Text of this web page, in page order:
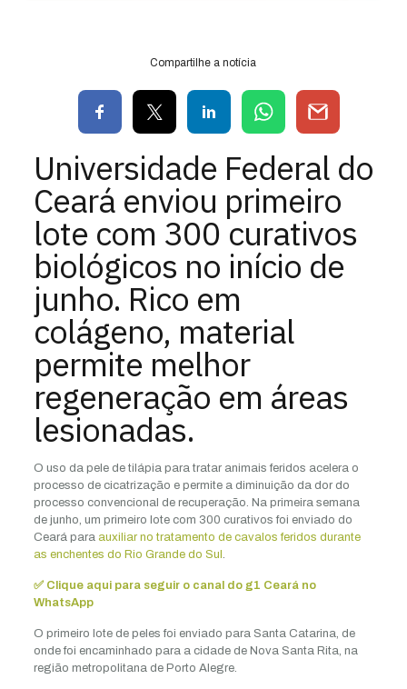
Compartilhe a notícia
Universidade Federal do
Ceará enviou primeiro
lote com 300 curativos
biológicos no início de
junho. Rico em
colágeno, material
permite melhor
regeneração em áreas
lesionadas.
O uso da pele de tilápia para tratar animais feridos acelera o
processo de cicatrização e permite a diminuição da dor do
processo convencional de recuperação. Na primeira semana
de junho, um primeiro lote com 300 curativos foi enviado do
Ceará para auxiliar no tratamento de cavalos feridos durante
as enchentes do Rio Grande do Sul .
✅ Clique aqui para seguir o canal do g1 Ceará no
WhatsApp
O primeiro lote de peles foi enviado para Santa Catarina, de
onde foi encaminhado para a cidade de Nova Santa Rita, na
região metropolitana de Porto Alegre.